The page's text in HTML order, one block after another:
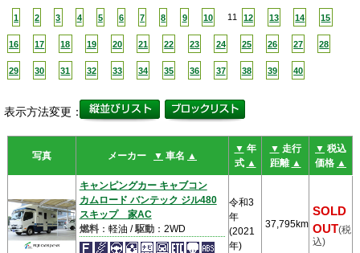
1 2 3 4 5 6 7 8 9 10 11 12 13 14 15
16 17 18 19 20 21 22 23 24 25 26 27 28
29 30 31 32 33 34 35 36 37 38 39 40
表示方法変更：
写真 メーカー ▼ 車名 ▲
▼ 年
式 ▲
▼ 走行
距離 ▲
▼ 税込
価格 ▲
キャンピングカー キャブコン
カムロード バンテック ジル480
スキップ 家AC
燃料：軽油 /駆動：2WD
令和3
年
(2021
年)
37,795km
SOLD
OUT(税
込)